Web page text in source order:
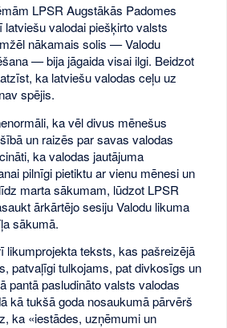
LPSR Augstākās Padomes
latviešu valodai piešķirto valsts
nākamais solis — Valodu
— bija jāgaida visai ilgi. Beidzot
ka latviešu valodas ceļu uz
spējis.
ka vēl divus mēnešus
un raizēs par savas valodas
ka valodas jautājuma
pilnīgi pietiktu ar vienu mēnesi un
marta sākumam, lūdzot LPSR
ārkārtējo sesiju Valodu likuma
sākumā.
likumprojekta teksts, kas pašreizējā
patvaļīgi tulkojams, pat divkosīgs un
pantā pasludināto valsts valodas
kā tukšā goda nosaukumā pārvērš
ka «iestādes, uzņēmumi un